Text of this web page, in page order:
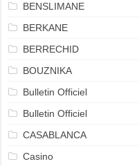
BENSLIMANE
BERKANE
BERRECHID
BOUZNIKA
Bulletin Officiel
Bulletin Officiel
CASABLANCA
Casino